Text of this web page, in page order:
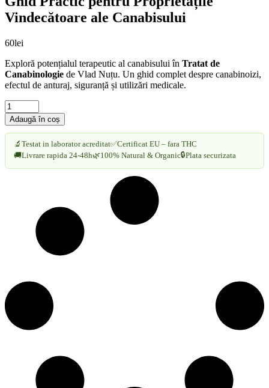
Vindecătoare ale Canabisului
60lei
Exploră potențialul terapeutic al canabisului în Tratat de
Canabinologie de Vlad Nuțu. Un ghid complet despre canabinoizi,
efectul de anturaj, siguranță și utilizări medicale.
Tratat
de
Canabinologie
de
Vlad
Nuțu
-
Proprietățile
Vindecătoare
Canabisului
Adaugă în coș
🔬 Testat in laborator acreditat✅Certificat EU – fara THC
🚚Livrare rapida 24-48h🌿100% Natural & Organic🔒Plata securizata